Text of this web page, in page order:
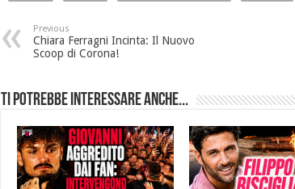
Previous
Chiara Ferragni Incinta: Il Nuovo
Scoop di Corona!
Ti potrebbe interessare anche...